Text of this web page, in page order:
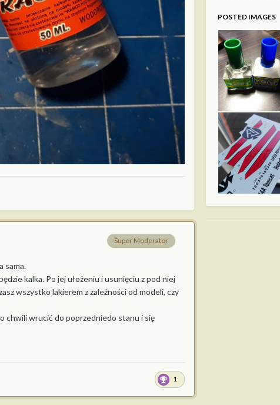
Super Moderator
sama.
kalka. Po jej ułożeniu i usunięciu z pod niej
wszystko lakierem z zależności od modeli, czy
chwili wrucić do poprzedniedo stanu i się
1
POSTED IMAGES